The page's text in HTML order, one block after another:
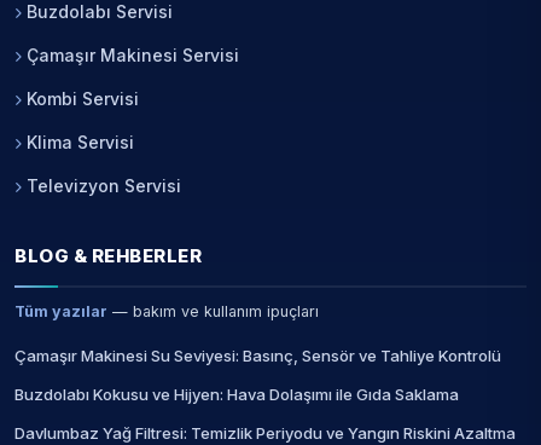
Buzdolabı Servisi
Çamaşır Makinesi Servisi
Kombi Servisi
Klima Servisi
Televizyon Servisi
BLOG & REHBERLER
Tüm yazılar — bakım ve kullanım ipuçları
Çamaşır Makinesi Su Seviyesi: Basınç, Sensör ve Tahliye Kontrolü
Buzdolabı Kokusu ve Hijyen: Hava Dolaşımı ile Gıda Saklama
Davlumbaz Yağ Filtresi: Temizlik Periyodu ve Yangın Riskini Azaltma